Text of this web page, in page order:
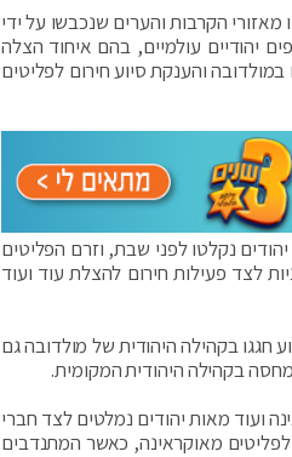
הקרבות והערים שנכבשו על ידי
יהודיים עולמיים, בהם איחוד הצלה
והענקת סיוע חירום לפליטים
ואכן ככל שהחריפו הקרבות, כך גבר זרם הנמלטים למעברי הגבול של מולדובה. למעלה מ-1000 יהודים נקלטו לפני שבת, וזרם הפליטים
לצד פעילות חירום להצלת עוד ועוד
חגגו בקהילה היהודית של מולדובה גם
בקהילה היהודית המקומית.
ועוד מאות יהודים נמלטים לצד חברי
מאוקראינה, כאשר המתנדבים